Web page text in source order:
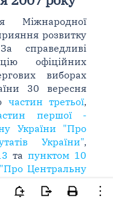
Міжнародної
розвитку
справедливі
офіційних
виборах
30 вересня
частин третьої,
першої -
України "Про
України",
тапунктом 10
Центральну